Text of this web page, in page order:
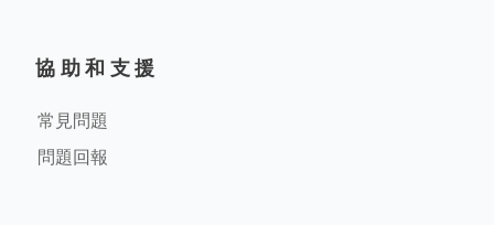
協助和支援
常見問題
問題回報